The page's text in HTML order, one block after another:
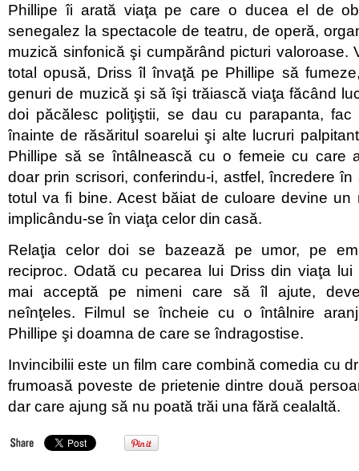
Phillipe îi arată viaţa pe care o ducea el de
senegalez la spectacole de teatru, de operă,
muzică sinfonică şi cumpărând picturi valoroase.
total opusă, Driss îl învaţă pe Phillipe să
genuri de muzică şi să îşi trăiască viaţa făcând
doi păcălesc poliţiştii, se dau cu parapanta, fac
înainte de răsăritul soarelui şi alte lucruri
Phillipe să se întâlnească cu o femeie cu care
doar prin scrisori, conferindu-i, astfel, încredere
totul va fi bine. Acest băiat de culoare devine un
implicându-se în viaţa celor din casă.
Relaţia celor doi se bazează pe umor, pe
reciproc. Odată cu pecarea lui Driss din viaţa lui
mai acceptă pe nimeni care să îl ajute,
neînţeles. Filmul se încheie cu o întâlnire
Phillipe şi doamna de care se îndragostise.
Invincibilii este un film care combină comedia cu
frumoasă poveste de prietenie dintre două
dar care ajung să nu poată trăi una fără cealaltă.